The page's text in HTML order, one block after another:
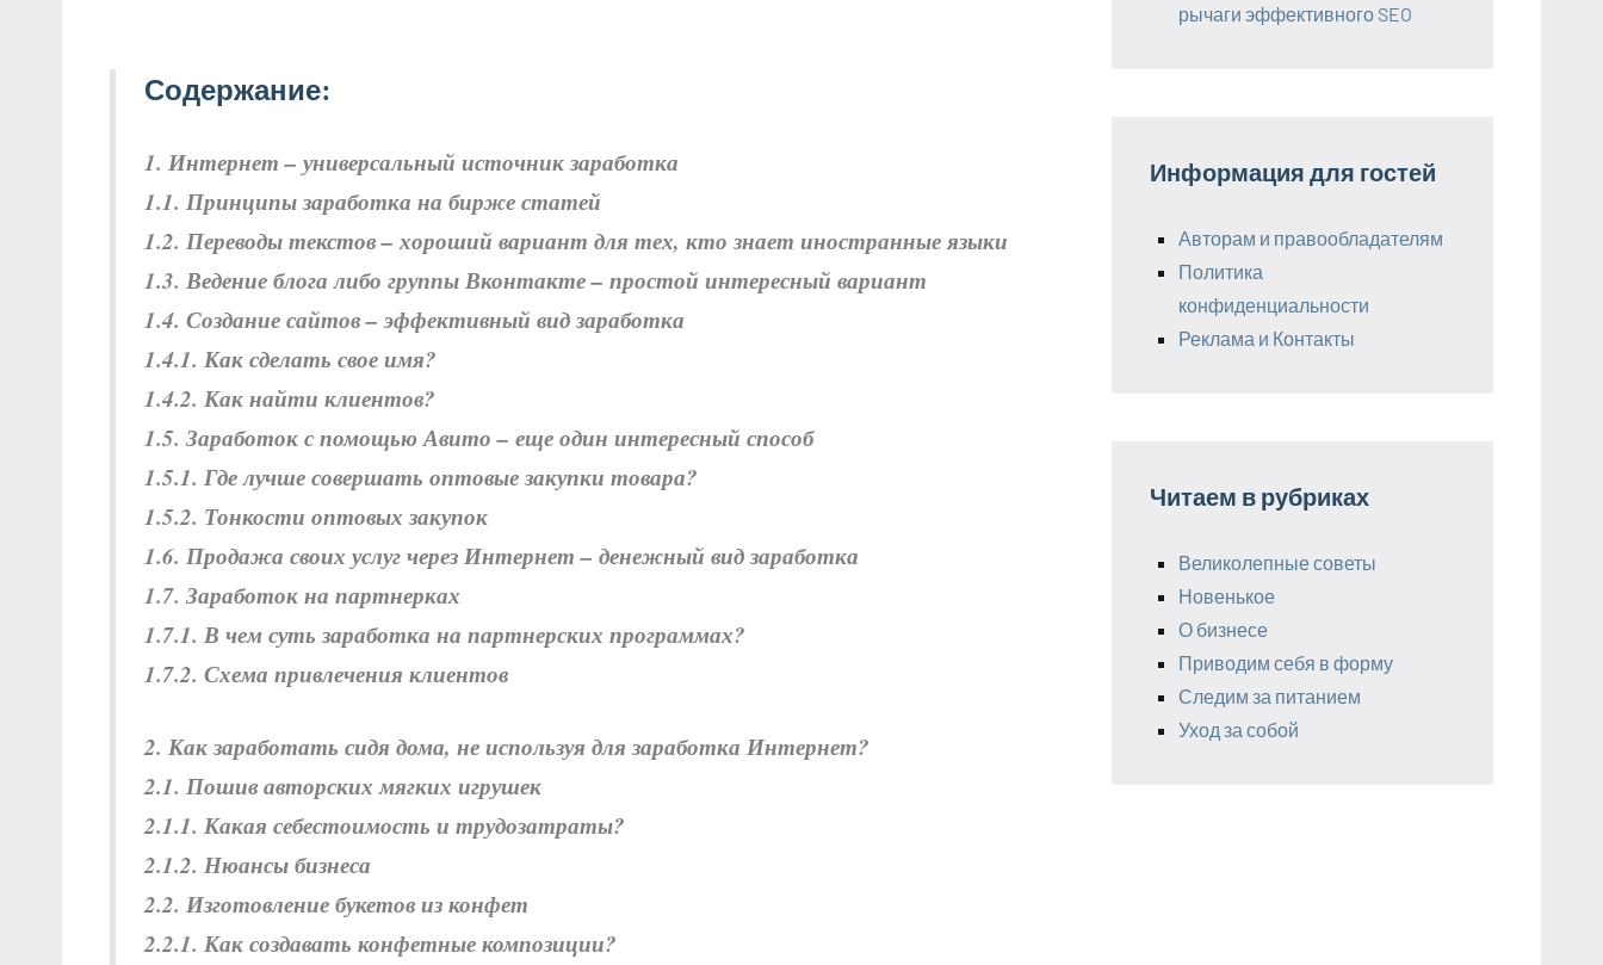
Содержание:
1. Интернет – универсальный источник заработка
1.1. Принципы заработка на бирже статей
1.2. Переводы текстов – хороший вариант для тех, кто знает иностранные языки
1.3. Ведение блога либо группы Вконтакте – простой интересный вариант
1.4. Создание сайтов – эффективный вид заработка
1.4.1. Как сделать свое имя?
1.4.2. Как найти клиентов?
1.5. Заработок с помощью Авито – еще один интересный способ
1.5.1. Где лучше совершать оптовые закупки товара?
1.5.2. Тонкости оптовых закупок
1.6. Продажа своих услуг через Интернет – денежный вид заработка
1.7. Заработок на партнерках
1.7.1. В чем суть заработка на партнерских программах?
1.7.2. Схема привлечения клиентов
2. Как заработать сидя дома, не используя для заработка Интернет?
2.1. Пошив авторских мягких игрушек
2.1.1. Какая себестоимость и трудозатраты?
2.1.2. Нюансы бизнеса
2.2. Изготовление букетов из конфет
2.2.1. Как создавать конфетные композиции?
рычаги эффективного SEO
Информация для гостей
Авторам и правообладателям
Политика
конфиденциальности
Реклама и Контакты
Читаем в рубриках
Великолепные советы
Новенькое
О бизнесе
Приводим себя в форму
Следим за питанием
Уход за собой